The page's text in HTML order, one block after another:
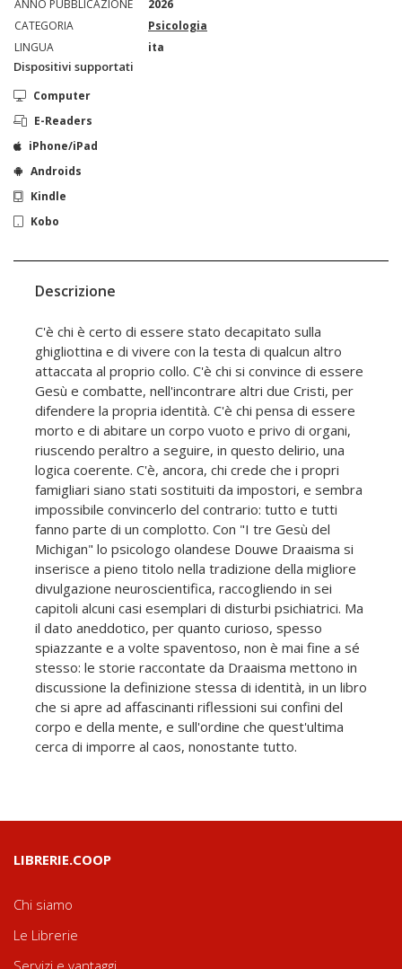
ANNO PUBBLICAZIONE
2026
CATEGORIA
Psicologia
LINGUA
ita
Dispositivi supportati
Computer
E-Readers
iPhone/iPad
Androids
Kindle
Kobo
Descrizione
C'è chi è certo di essere stato decapitato sulla
ghigliottina e di vivere con la testa di qualcun altro
attaccata al proprio collo. C'è chi si convince di essere
Gesù e combatte, nell'incontrare altri due Cristi, per
difendere la propria identità. C'è chi pensa di essere
morto e di abitare un corpo vuoto e privo di organi,
riuscendo peraltro a seguire, in questo delirio, una
logica coerente. C'è, ancora, chi crede che i propri
famigliari siano stati sostituiti da impostori, e sembra
impossibile convincerlo del contrario: tutto e tutti
fanno parte di un complotto. Con "I tre Gesù del
Michigan" lo psicologo olandese Douwe Draaisma si
inserisce a pieno titolo nella tradizione della migliore
divulgazione neuroscientifica, raccogliendo in sei
capitoli alcuni casi esemplari di disturbi psichiatrici. Ma
il dato aneddotico, per quanto curioso, spesso
spiazzante e a volte spaventoso, non è mai fine a sé
stesso: le storie raccontate da Draaisma mettono in
discussione la definizione stessa di identità, in un libro
che si apre ad affascinanti riflessioni sui confini del
corpo e della mente, e sull'ordine che quest'ultima
cerca di imporre al caos, nonostante tutto.
LIBRERIE.COOP
Chi siamo
Le Librerie